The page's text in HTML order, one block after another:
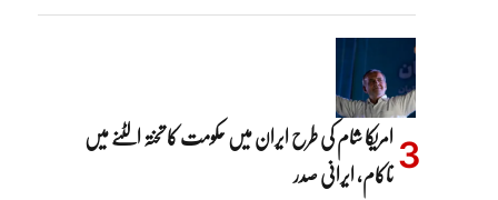
امریکا شام کی طرح ایران میں حکومت کا تختہ الٹنے میں
ناکام، ایرانی صدر